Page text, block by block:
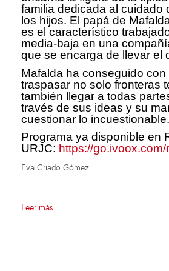
familia dedicada al cuidado
los hijos. El papá de
es el característico
media-baja en una
que se encarga de llevar el
Mafalda ha conseguido con
traspasar no solo fronteras
también llegar a todas
través de sus ideas y su
cuestionar lo incuestionable.
Programa ya disponible en
URJC: https://
Eva Criado Gómez
Leer más ...